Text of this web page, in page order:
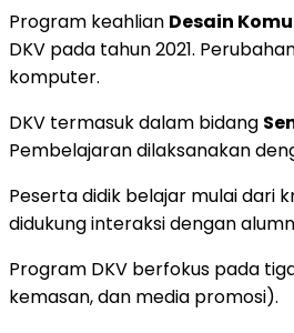
Program keahlian Desain
DKV pada tahun 2021.
komputer.
DKV termasuk dalam bidang
Pembelajaran dilaksanakan
Peserta didik belajar mulai dari
didukung interaksi dengan
Program DKV berfokus pada
kemasan, dan media promosi).